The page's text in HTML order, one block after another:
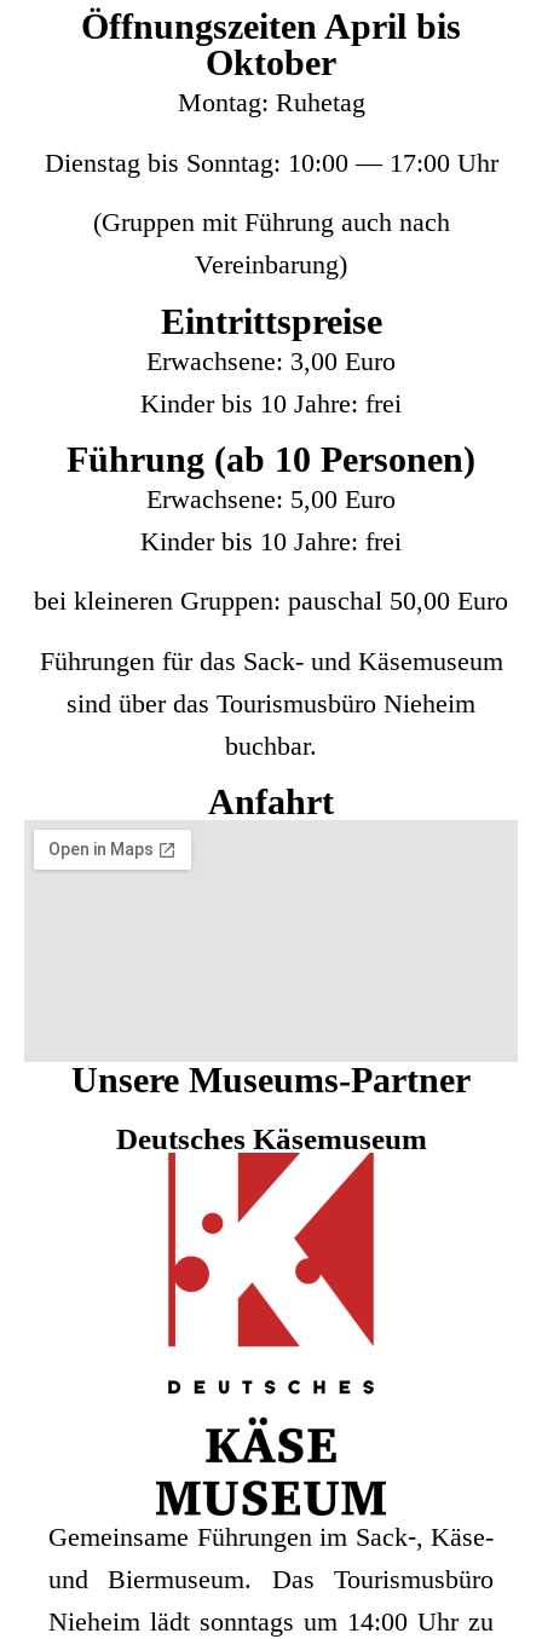
Öffnungszeiten April bis
Oktober
Mon­tag: Ruhetag
Diens­tag bis Sonn­tag: 10:00 — 17:00 Uhr
(Grup­pen mit Füh­rung auch nach
Vereinbarung)
Eintrittspreise
Erwach­se­ne: 3,00 Euro
Kin­der bis 10 Jah­re: frei
Führung (ab 10 Personen)
Erwach­se­ne: 5,00 Euro
Kin­der bis 10 Jah­re: frei
bei klei­ne­ren Grup­pen: pau­schal 50,00 Euro
Füh­run­gen für das Sack- und Käse­mu­se­um
sind über das Tou­ris­mus­bü­ro Nie­heim
buchbar.
Anfahrt
Unsere Museums-Partner
Deutsches Käsemuseum
Gemein­sa­me Füh­run­gen im Sack‑, Käse-
und Bier­mu­se­um. Das Tou­ris­mus­bü­ro
Nie­heim lädt sonn­tags um 14:00 Uhr zu